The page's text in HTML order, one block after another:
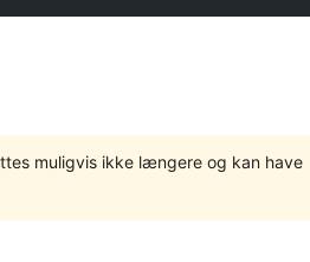
muligvis ikke længere og kan have